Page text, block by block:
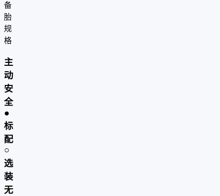
备
胎
规
格
主
动
安
全
●
标
配
○
选
装
无